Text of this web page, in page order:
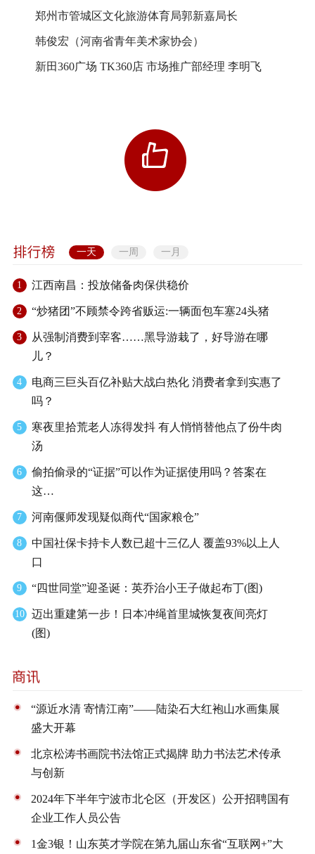
郑州市管城区文化旅游体育局郭新嘉局长
韩俊宏（河南省青年美术家协会）
新田360广场 TK360店 市场推广部经理 李明飞
一天 一周 一月
1 江西南昌：投放储备肉保供稳价
2 “炒猪团”不顾禁令跨省贩运:一辆面包车塞24头猪
3
从强制消费到宰客……黑导游栽了，好导游在哪
儿？
4
电商三巨头百亿补贴大战白热化 消费者拿到实惠了
吗？
5
寒夜里拾荒老人冻得发抖 有人悄悄替他点了份牛肉
汤
6
偷拍偷录的“证据”可以作为证据使用吗？答案在
这…
7 河南偃师发现疑似商代“国家粮仓”
8
中国社保卡持卡人数已超十三亿人 覆盖93%以上人
口
9 “四世同堂”迎圣诞：英乔治小王子做起布丁(图)
10
迈出重建第一步！日本冲绳首里城恢复夜间亮灯
(图)
“源近水清 寄情江南”——陆染石大红袍山水画集展
盛大开幕
北京松涛书画院书法馆正式揭牌 助力书法艺术传承
与创新
2024年下半年宁波市北仑区（开发区）公开招聘国有
企业工作人员公告
1金3银！山东英才学院在第九届山东省“互联网+”大